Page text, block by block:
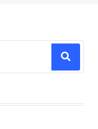
for results.